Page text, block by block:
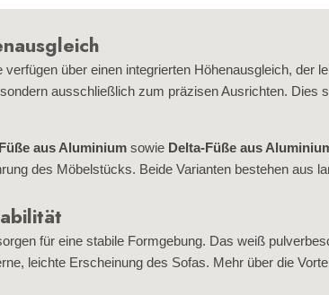
verfügen über einen integrierten Höhenausgleich,
ausschließlich zum präzisen Ausrichten.
aus Aluminium sowie Delta‑Füße aus
des Möbelstücks. Beide Varianten bestehen aus
für eine stabile Formgebung. Das weiß
leichte Erscheinung des Sofas. Mehr über die